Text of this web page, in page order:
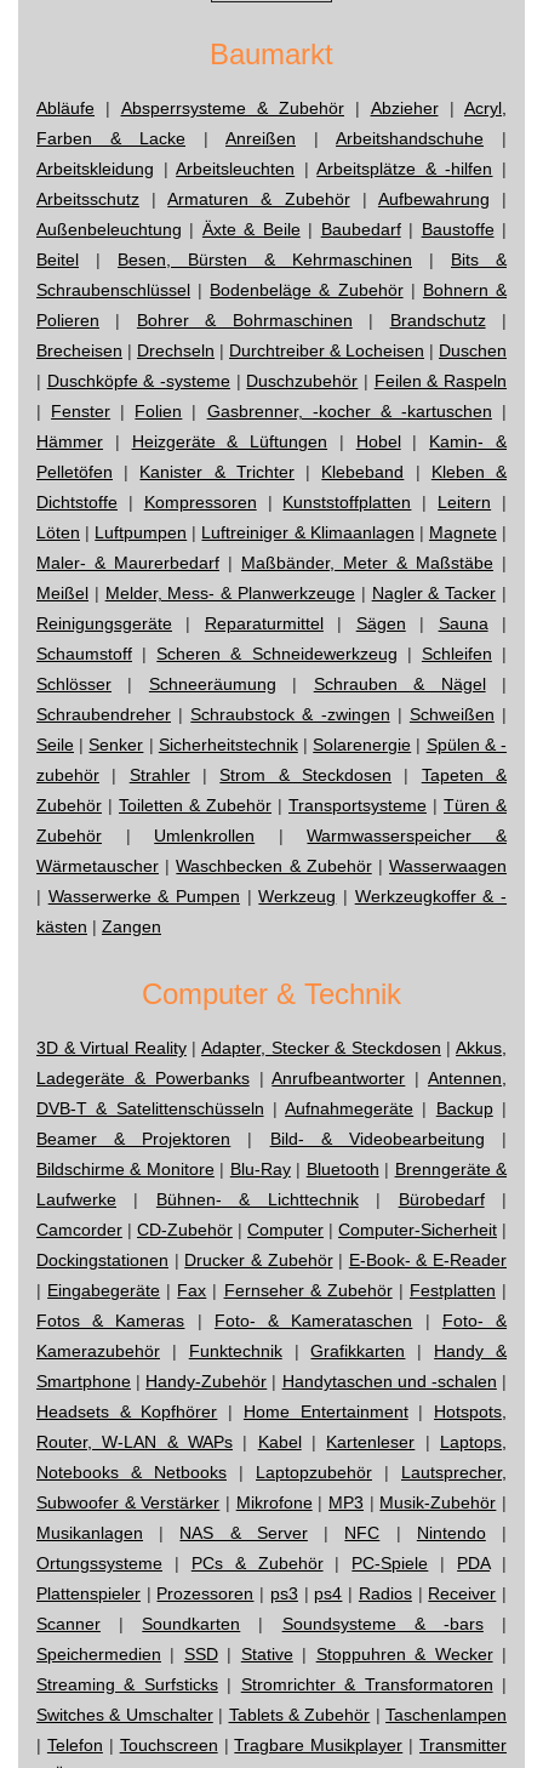
Baumarkt
Abläufe | Absperrsysteme & Zubehör | Abzieher| Acryl,
Farben & Lacke | Anreißen | Arbeitshandschuhe |
Arbeitskleidung |Arbeitsleuchten |Arbeitsplätze & -hilfen |
Arbeitsschutz |Armaturen & Zubehör| Aufbewahrung |
Außenbeleuchtung | Äxte & Beile| Baubedarf| Baustoffe|
Beitel | Besen, Bürsten & Kehrmaschinen | Bits &
Schraubenschlüssel | Bodenbeläge & Zubehör| Bohnern &
Polieren | Bohrer & Bohrmaschinen | Brandschutz|
Brecheisen | Drechseln | Durchtreiber & Locheisen | Duschen
| Duschköpfe & -systeme | Duschzubehör | Feilen & Raspeln
| Fenster | Folien | Gasbrenner, -kocher & -kartuschen |
Hämmer | Heizgeräte & Lüftungen | Hobel| Kamin- &
Pelletöfen | Kanister & Trichter| Klebeband | Kleben &
Dichtstoffe | Kompressoren | Kunststoffplatten | Leitern |
Löten | Luftpumpen | Luftreiniger & Klimaanlagen | Magnete|
Maler- & Maurerbedarf | Maßbänder, Meter & Maßstäbe |
Meißel | Melder, Mess- & Planwerkzeuge | Nagler & Tacker |
Reinigungsgeräte | Reparaturmittel| Sägen | Sauna |
Schaumstoff |Scheren & Schneidewerkzeug | Schleifen |
Schlösser | Schneeräumung | Schrauben & Nägel|
Schraubendreher |Schraubstock & -zwingen | Schweißen |
Seile |Senker | Sicherheitstechnik|Solarenergie | Spülen & -
zubehör | Strahler|Strom & Steckdosen | Tapeten &
Zubehör | Toiletten & Zubehör | Transportsysteme | Türen &
Zubehör | Umlenkrollen |Warmwasserspeicher &
Wärmetauscher |Waschbecken & Zubehör|Wasserwaagen
| Wasserwerke & Pumpen |Werkzeug | Werkzeugkoffer & -
kästen | Zangen
Computer & Technik
3D & Virtual Reality|Adapter, Stecker & Steckdosen |Akkus,
Ladegeräte & Powerbanks|Anrufbeantworter |Antennen,
DVB-T & Satelittenschüsseln |Aufnahmegeräte | Backup|
Beamer & Projektoren | Bild- & Videobearbeitung |
Bildschirme & Monitore| Blu-Ray| Bluetooth | Brenngeräte &
Laufwerke | Bühnen- & Lichttechnik| Bürobedarf|
Camcorder | CD-Zubehör | Computer | Computer-Sicherheit |
Dockingstationen | Drucker & Zubehör| E-Book- & E-Reader
| Eingabegeräte | Fax | Fernseher & Zubehör| Festplatten |
Fotos & Kameras | Foto- & Kamerataschen | Foto- &
Kamerazubehör | Funktechnik|Grafikkarten | Handy &
Smartphone | Handy-Zubehör | Handytaschen und -schalen |
Headsets & Kopfhörer | Home Entertainment| Hotspots,
Router, W-LAN & WAPs | Kabel| Kartenleser | Laptops,
Notebooks & Netbooks | Laptopzubehör | Lautsprecher,
Subwoofer & Verstärker | Mikrofone| MP3 | Musik-Zubehör |
Musikanlagen | NAS & Server| NFC | Nintendo|
Ortungssysteme | PCs & Zubehör| PC-Spiele | PDA|
Plattenspieler | Prozessoren | ps3 | ps4 | Radios| Receiver |
Scanner |Soundkarten | Soundsysteme & -bars|
Speichermedien | SSD| Stative| Stoppuhren & Wecker|
Streaming & Surfsticks| Stromrichter & Transformatoren |
Switches & Umschalter| Tablets & Zubehör | Taschenlampen
| Telefon | Touchscreen |Tragbare Musikplayer | Transmitter